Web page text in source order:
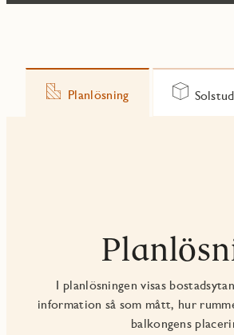
Planlösning
I planlösningen visas
information så som mått, hur
balkongens